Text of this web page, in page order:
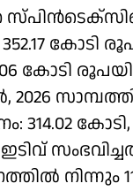
352.17
കോടി
2026
314.02
നിന്നും